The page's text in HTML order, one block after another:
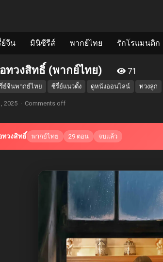
จีน มินิซีรีส์ พากย์ไทย รักโรแมนติก
ทวงสิทธิ์ (พากย์ไทย) 71
ย์จีนพากย์ไทย ซีรี่ย์แนวตั้ง ดูหนังออนไลน์ ทวงลูก
2025 · Comments off
ทวงสิทธิ์ พากย์ไทย 29 ตอน จบแล้ว